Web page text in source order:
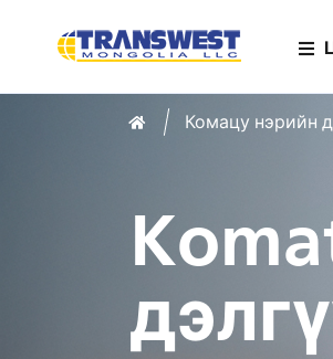
Home Комацу нэрийн